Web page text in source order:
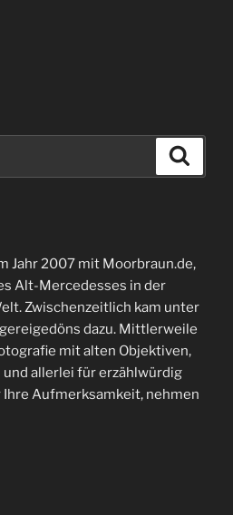
Jahr 2007 mit Moorbraun.de,
Alt-Mercedesses in der
Zwischenzeitlich kam unter
dazu. Mittlerweile
mit alten Objektiven,
und allerlei für erzählwürdig
Ihre Aufmerksamkeit, nehmen